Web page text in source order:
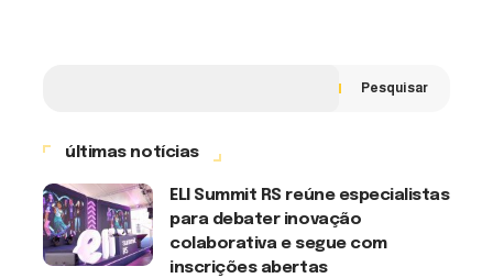
Pesquisar
últimas notícias
ELI Summit RS reúne especialistas
para debater inovação
colaborativa e segue com
inscrições abertas